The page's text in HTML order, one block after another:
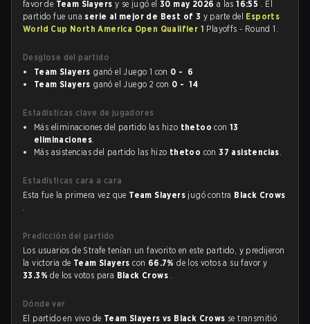
favor de Team Slayers y se jugó el30 may 2026 a las16:55 . El
partido fue una serie al mejor de Best of 3 y parte del Esports
World Cup North America Open Qualifier 1 Playoffs - Round 1.
Desglose del partido
Team Slayers ganó el Juego 1 con 0 - 6
Team Slayers ganó el Juego 2 con 0 - 14
Estadísticas clave de jugadores
Más eliminaciones del partido las hizo thetoo con13
eliminaciones.
Más asistencias del partido las hizo thetoo con37 asistencias.
Estadísticas cara a cara
Esta fue la primera vez que Team Slayers jugó contra Black Crows
.
Predicción del partido
Los usuarios de Strafe tenían un favorito en este partido, y predijeron
la victoria de Team Slayerscon 66.7%de los votos a su favor y
33.3%de los votos para Black Crows .
Dónde ver
El partido en vivo de Team Slayers vs Black Crows se transmitió